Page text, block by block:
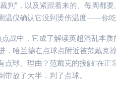
判”，以及紧跟着来的、每周都
温仪确认它没到烫伤温度——你
战中，它成了解读英超混乱本
哈兰德在点球点附近被范戴克
球。理由？范戴克的接触“在正
放了大半，判了点球。